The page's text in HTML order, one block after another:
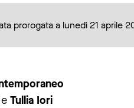
prorogata a lunedì 21 aprile
eTullia Iori